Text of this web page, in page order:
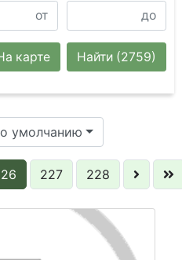
Найти (2759)
карте
умолчанию
227 228